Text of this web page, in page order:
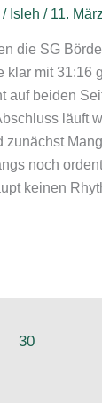
Isleh / 11.
die SG Börde
klar mit 31:16
auf beiden
läuft
zunächst
noch
keinen
30